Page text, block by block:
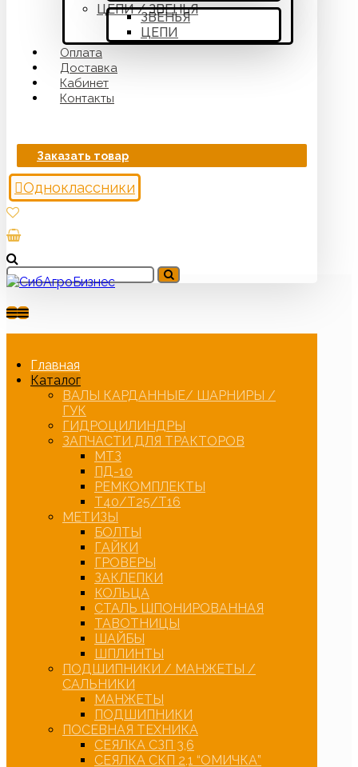
ЦЕПИ / ЗВЕНЬЯ
ЗВЕНЬЯ
ЦЕПИ
Оплата
Доставка
Кабинет
Контакты
Заказать товар
Одноклассники
Главная
Каталог
ВАЛЫ КАРДАННЫЕ/ ШАРНИРЫ /
ГУК
ГИДРОЦИЛИНДРЫ
ЗАПЧАСТИ ДЛЯ ТРАКТОРОВ
МТЗ
ПД-10
РЕМКОМПЛЕКТЫ
Т40/Т25/Т16
МЕТИЗЫ
БОЛТЫ
ГАЙКИ
ГРОВЕРЫ
ЗАКЛЕПКИ
КОЛЬЦА
СТАЛЬ ШПОНИРОВАННАЯ
ТАВОТНИЦЫ
ШАЙБЫ
ШПЛИНТЫ
ПОДШИПНИКИ / МАНЖЕТЫ /
САЛЬНИКИ
МАНЖЕТЫ
ПОДШИПНИКИ
ПОСЕВНАЯ ТЕХНИКА
СЕЯЛКА СЗП 3,6
СЕЯЛКА СКП 2,1 “ОМИЧКА”